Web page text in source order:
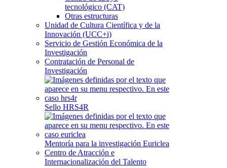
tecnológico (CAT)
Otras estructuras
Unidad de Cultura Científica y de la
Innovación (UCC+i)
Servicio de Gestión Económica de la
Investigación
Contratación de Personal de
Investigación
Sello HRS4R
Mentoría para la investigación Euriclea
Centro de Atracción e
Internacionalización del Talento